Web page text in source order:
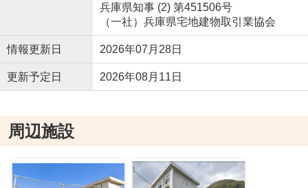
兵庫県知事 (2) 第451506号
（一社）兵庫県宅地建物取引業協会
情報更新日 2026年07月28日
更新予定日 2026年08月11日
周辺施設